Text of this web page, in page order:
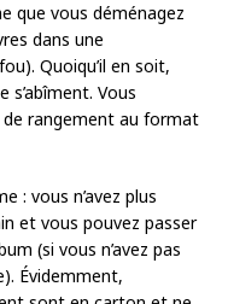
que vous déménagez
dans une
Quoiqu’il en soit,
s’abîment. Vous
rangement au format
: vous n’avez plus
et vous pouvez passer
(si vous n’avez pas
Évidemment,